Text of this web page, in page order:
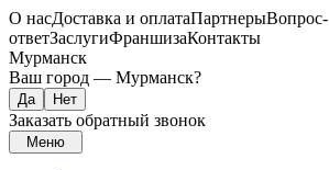
О насДоставка и оплатаПартнерыВопрос-
ответЗаслугиФраншизаКонтакты
Мурманск
Ваш город — Мурманск?
Заказать обратный звонок
Меню